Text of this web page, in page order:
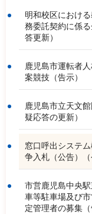
明和校区におけ
務委託契約に係
答更新）
鹿児島市運転者
案競技（告示）
鹿児島市立天文
疑応答の更新）
窓口呼出システ
争入札（公告）
市営鹿児島中央
車等駐車場及び
定管理者の募集（